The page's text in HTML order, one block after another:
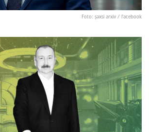
Foto: şəxsi arxiv / facebook